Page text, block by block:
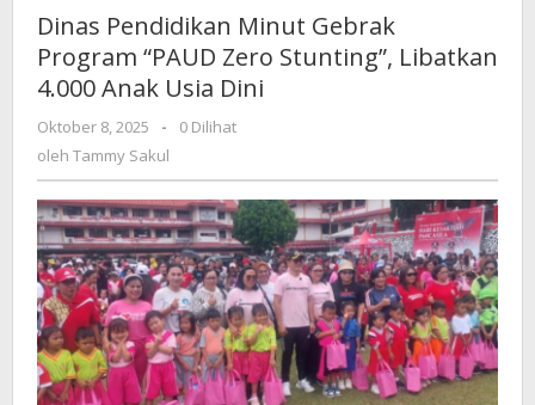
Gebrak
Program
“PAUD
Stunting”,
4.000
Anak
Usia
Dini
Dinas Pendidikan Minut Gebrak
Program “PAUD Zero Stunting”, Libatkan
4.000 Anak Usia Dini
Oktober 8, 2025
oleh
Tammy
-
0 Dilihat
oleh Tammy Sakul